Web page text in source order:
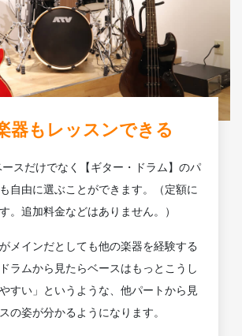
器もレッスンできる
スだけでなく【ギター・ドラム】のパ
自由に選ぶことができます。（定額に
。追加料金などはありません。）
メインだとしても他の楽器を経験する
ラムから見たらベースはもっとこうし
すい」というような、他パートから見
の姿が分かるようになります。